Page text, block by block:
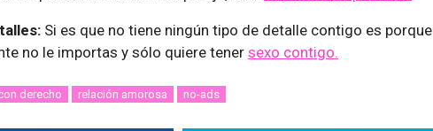
Si es que no tiene ningún tipo de detalle contigo es porque
no le importas y sólo quiere tener sexo contigo.
derecho relación amorosa no-ads